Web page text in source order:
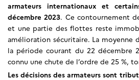
armateurs internationaux et
décembre 2023. Ce contournement
et une partie des flottes reste
amélioration sécuritaire. La moyenne
la période courant du 22 décembre
connu une chute de l’ordre de 25 %,
Les décisions des armateurs sont